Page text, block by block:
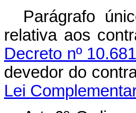
Parágrafo
relativa aos
Decreto nº
devedor do
Lei